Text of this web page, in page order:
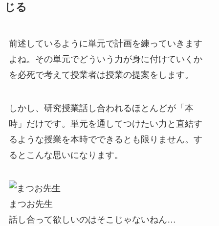
じる
前述しているように単元で計画を練っていきます
よね。その単元でどういう力が身に付けていくか
を必死で考えて授業者は授業の提案をします。
しかし、研究授業話し合われるほとんどが「本
時」だけです。単元を通してつけたい力と直結す
るような授業を本時でできるとも限りません。す
るとこんな思いになります。
まつお先生
話し合って欲しいのはそこじゃないねん…